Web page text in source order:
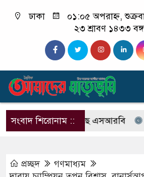
ঢাকা
০১:০৫ অপরাহ্ন,
২৩ শ্রাবণ ১৪৩৩
সংবাদ শিরোনাম ::
নাম বদলে আসছে এসআরবি অফিস
প্রচ্ছদ
গণমাধ্যম